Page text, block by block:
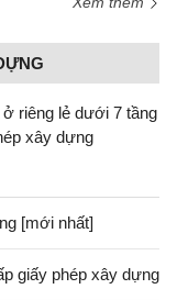
riêng lẻ dưới 7 tầng
xây dựng
[mới nhất]
giấy phép xây dựng